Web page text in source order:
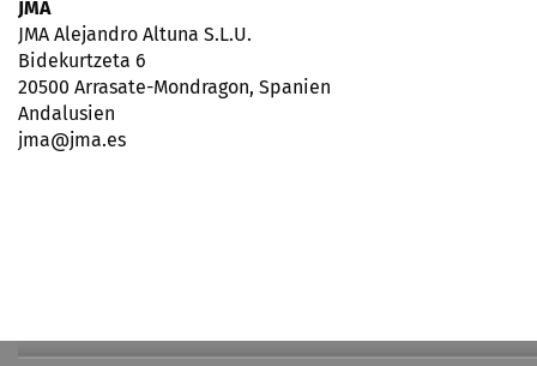
JMA
JMA Alejandro Altuna S.L.U.
Bidekurtzeta 6
20500 Arrasate-Mondragon, Spanien
Andalusien
jma@jma.es